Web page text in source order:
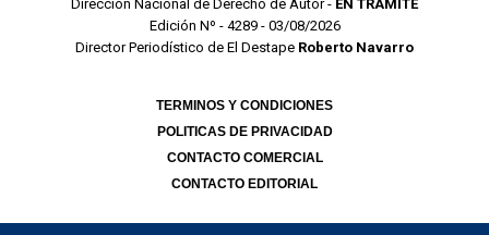
Dirección Nacional de Derecho de Autor - EN TRÁMITE
Edición Nº - 4289 - 03/08/2026
Director Periodístico de El Destape Roberto Navarro
TERMINOS Y CONDICIONES
POLITICAS DE PRIVACIDAD
CONTACTO COMERCIAL
CONTACTO EDITORIAL